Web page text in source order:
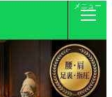
メニュー